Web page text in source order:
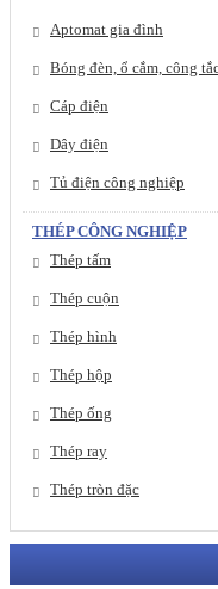
Aptomat gia đình
Bóng đèn, ổ cắm, công
Cáp điện
Dây điện
Tủ điện công nghiệp
THÉP CÔNG NGHIỆP
Thép tấm
Thép cuộn
Thép hình
Thép hộp
Thép ống
Thép ray
Thép tròn đặc